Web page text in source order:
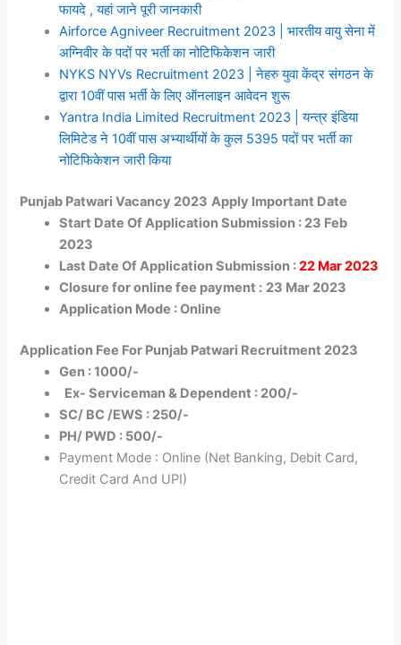
फायदे , यहां जाने पूरी जानकारी
Airforce Agniveer Recruitment 2023 | भारतीय वायु सेना में
अग्निवीर के पदों पर भर्ती का नोटिफिकेशन जारी
NYKS NYVs Recruitment 2023 | नेहरु युवा केंद्र संगठन के
द्वारा 10वीं पास भर्ती के लिए ऑनलाइन आवेदन शुरू
Yantra India Limited Recruitment 2023 | यन्त्र इंडिया
लिमिटेड ने 10वीं पास अभ्यार्थीयों के कुल 5395 पदों पर भर्ती का
नोटिफिकेशन जारी किया
Punjab Patwari Vacancy 2023 Apply Important Date
Start Date Of Application Submission : 23 Feb
2023
Last Date Of Application Submission :22 Mar2023
Closure for online fee payment : 23 Mar 2023
Application Mode : Online
Application Fee For Punjab Patwari Recruitment 2023
Gen : 1000/-
Ex- Serviceman & Dependent : 200/-
SC/ BC /EWS : 250/-
PH/ PWD : 500/-
Payment Mode : Online (Net Banking, Debit Card,
Credit Card And UPI)